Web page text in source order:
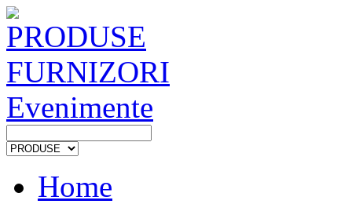
PRODUSE
FURNIZORI
Evenimente
Home